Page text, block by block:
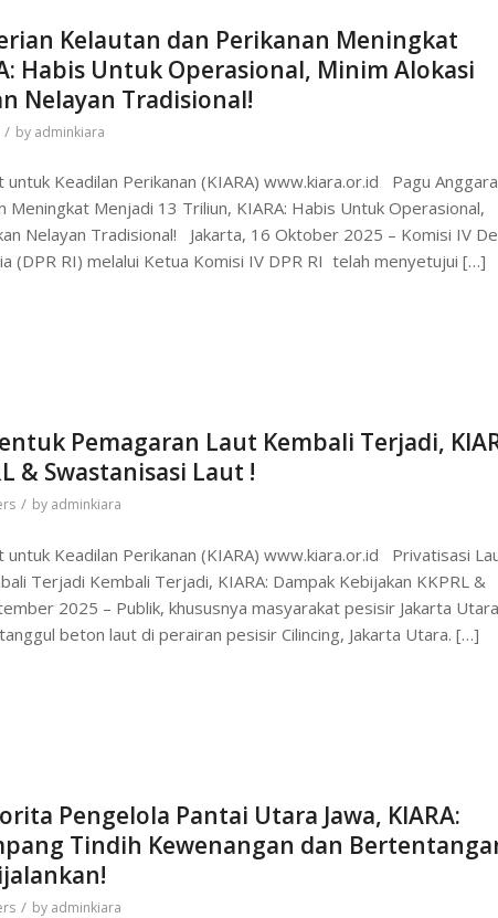
Kelautan dan Perikanan Meningkat
Habis Untuk Operasional, Minim Alokasi
Nelayan Tradisional!
/ by adminkiara
Keadilan Perikanan (KIARA) www.kiara.or.id Pagu
Meningkat Menjadi 13 Triliun, KIARA: Habis Untuk Operasional,
Nelayan Tradisional! Jakarta, 16 Oktober 2025 – Komisi IV
(DPR RI) melalui Ketua Komisi IV DPR RI telah menyetujui […]
Pemagaran Laut Kembali Terjadi,
& Swastanisasi Laut !
/ by adminkiara
untuk Keadilan Perikanan (KIARA) www.kiara.or.id Privatisasi
Terjadi Kembali Terjadi, KIARA: Dampak Kebijakan KKPRL &
2025 – Publik, khususnya masyarakat pesisir Jakarta Utara
beton laut di perairan pesisir Cilincing, Jakarta Utara. […]
Pengelola Pantai Utara Jawa, KIARA:
Tindih Kewenangan dan
/ by adminkiara